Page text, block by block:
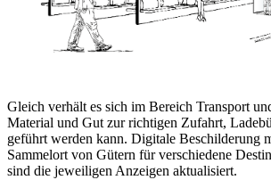
Gleich verhält es sich im Bereich Transport
Material und Gut zur richtigen Zufahrt,
geführt werden kann. Digitale Beschilderung
Sammelort von Gütern für verschiedene
sind die jeweiligen Anzeigen aktualisiert.